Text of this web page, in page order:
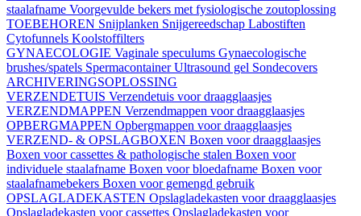
staalafname Voorgevulde bekers met fysiologische zoutoplossing
TOEBEHOREN Snijplanken Snijgereedschap Labostiften
Cytofunnels Koolstoffilters
GYNAECOLOGIE Vaginale speculums Gynaecologische
brushes/spatels SpermacontainerUltrasound gel Sondecovers
ARCHIVERINGSOPLOSSING
VERZENDETUIS Verzendetuis voor draagglaasjes
VERZENDMAPPEN Verzendmappen voor draagglaasjes
OPBERGMAPPEN Opbergmappen voor draagglaasjes
VERZEND- & OPSLAGBOXEN Boxen voor draagglaasjes
Boxen voor cassettes & pathologische stalen Boxen voor
individuele staalafname Boxen voor bloedafname Boxen voor
staalafnamebekers Boxen voor gemengd gebruik
OPSLAGLADEKASTEN Opslagladekasten voor draagglaasjes
Opslagladekasten voor cassettes Opslagladekasten voor